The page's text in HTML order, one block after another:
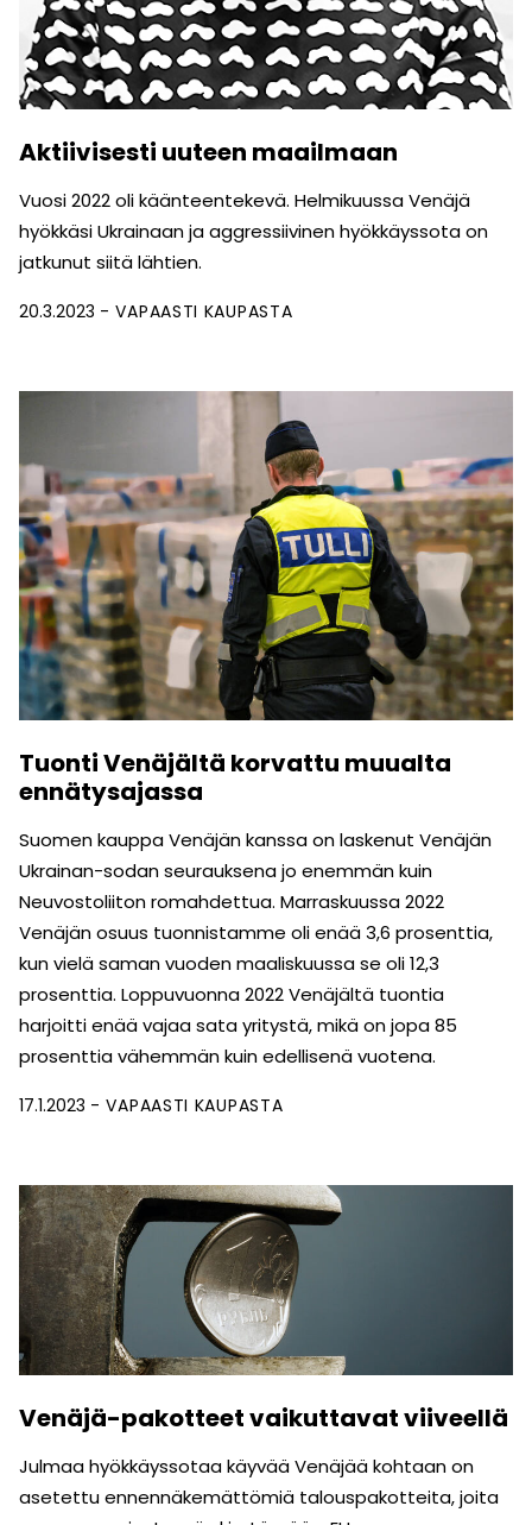
Aktiivisesti uuteen maailmaan
Vuosi 2022 oli käänteentekevä. Helmikuussa Venäjä
hyökkäsi Ukrainaan ja aggressiivinen hyökkäyssota on
jatkunut siitä lähtien.
20.3.2023 VAPAASTI KAUPASTA
Tuonti Venäjältä korvattu muualta
ennätysajassa
Suomen kauppa Venäjän kanssa on laskenut Venäjän
Ukrainan-sodan seurauksena jo enemmän kuin
Neuvostoliiton romahdettua. Marraskuussa 2022
Venäjän osuus tuonnistamme oli enää 3,6 prosenttia,
kun vielä saman vuoden maaliskuussa se oli 12,3
prosenttia. Loppuvuonna 2022 Venäjältä tuontia
harjoitti enää vajaa sata yritystä, mikä on jopa 85
prosenttia vähemmän kuin edellisenä vuotena.
17.1.2023 VAPAASTI KAUPASTA
Venäjä-pakotteet vaikuttavat viiveellä
Julmaa hyökkäyssotaa käyvää Venäjää kohtaan on
asetettu ennennäkemättömiä talouspakotteita, joita